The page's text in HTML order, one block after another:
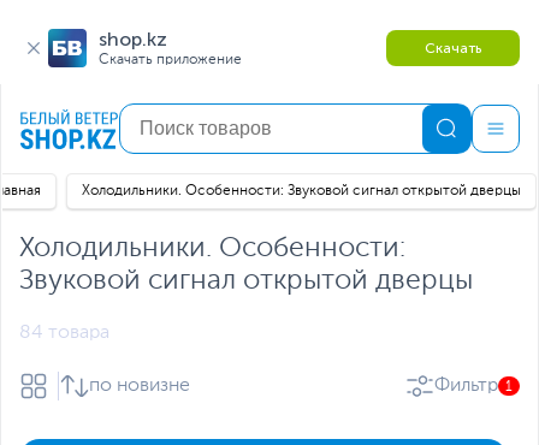
shop.kz
Скачать приложение
Скачать
Холодильники. Особенности: Звуковой сигнал открытой дверцы
Холодильники. Особенности:
Звуковой сигнал открытой дверцы
84 товара
по новизне Фильтр 1